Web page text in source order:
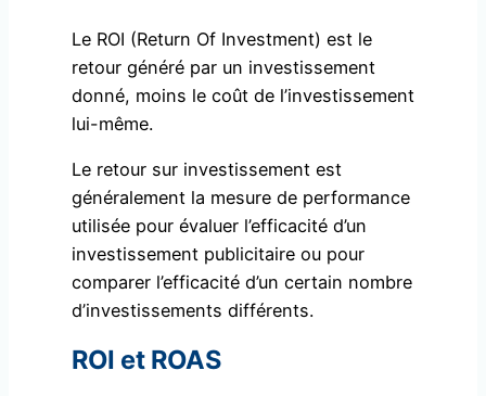
Le ROI (Return Of Investment) est le
retour généré par un investissement
donné, moins le coût de l’investissement
lui-même.
Le retour sur investissement est
généralement la mesure de performance
utilisée pour évaluer l’efficacité d’un
investissement publicitaire ou pour
comparer l’efficacité d’un certain nombre
d’investissements différents.
ROI et ROAS